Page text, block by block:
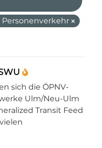
sich die ÖPNV-
Ulm/Neu-Ulm
Transit Feed